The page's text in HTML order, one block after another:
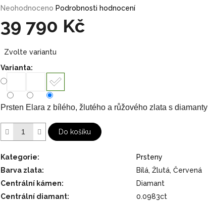
Průměrné
produktu
0,0
5
hvězdiček.
Neohodnoceno Podrobnosti hodnocení
39 790 Kč
cena:
Zvolte variantu
Varianta:
Prsten Elara z bílého, žlutého a růžového zlata s diamanty
Do košíku
Kategorie:
Prsteny
Barva zlata:
Bílá, Žlutá, Červená
Centrální kámen:
Diamant
Centrální diamant:
0.0983ct